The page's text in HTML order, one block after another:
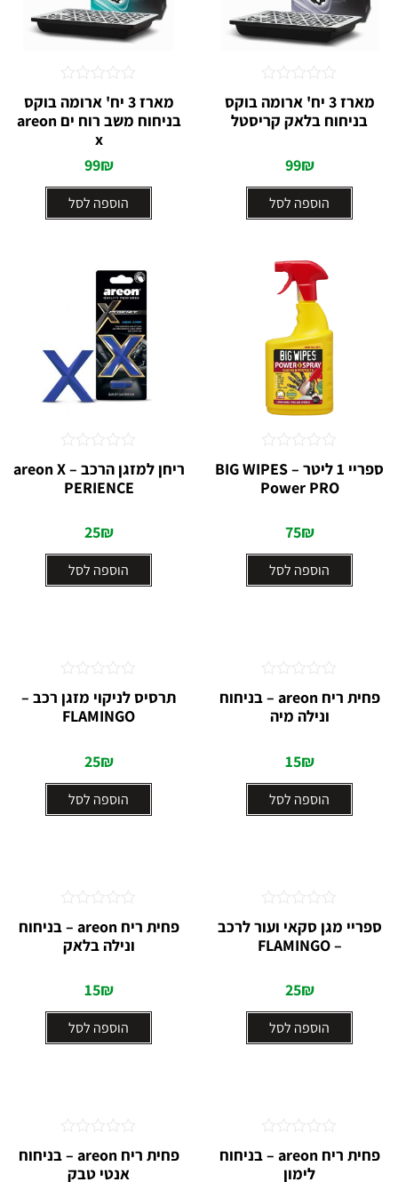
⁦מארז 3 יח' ארומה בוקס
בניחוח בלאק קריסטל
99₪
הוספה לסל
0
מתוך
מארז 3 יח' ארומה בוקס
בניחוח משב רוח ים areon
x
99₪
הוספה לסל
0
מתוך
ספריי 1 ליטר BIG WIPES –
Power PRO
75₪
הוספה לסל
0
ריחן למזגן הרכב – areon X
PERIENCE
25₪
הוספה לסל
0
פחית ריח areon – בניחוח
ונילה מיה
15₪
הוספה לסל
0
תרסיס לניקוי מזגן רכב –
FLAMINGO
25₪
הוספה לסל
0
ספריי מגן סקאי ועור לרכב
– FLAMINGO
25₪
הוספה לסל
דורג
0
מתוך
פחית ריח areon – בניחוח
ונילה בלאק
15₪
הוספה לסל
0
פחית ריח areon – בניחוח
לימון
0
פחית ריח areon – בניחוח
אנטי טבק
0